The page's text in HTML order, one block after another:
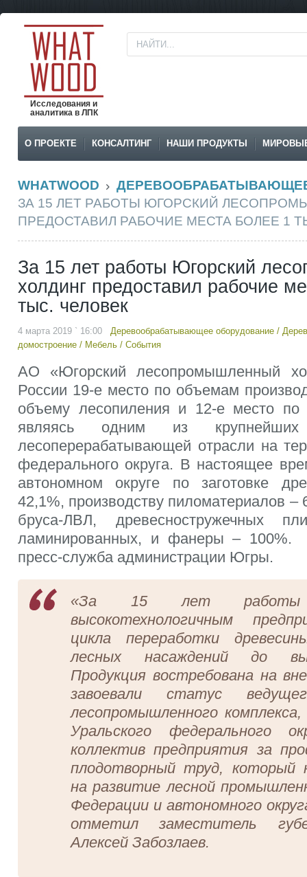
Исследования и
аналитика в ЛПК
О ПРОЕКТЕ КОНСАЛТИНГ НАШИ ПРОДУКТЫ
WHATWOOD
ЗА 15 ЛЕТ РАБОТЫ ЮГОРСКИЙ
ПРЕДОСТАВИЛ РАБОЧИЕ МЕСТА БОЛЕЕ 1
За 15 лет работы Югорский
холдинг предоставил рабочие
тыс. человек
4 марта 2019 ` 16:00 Деревообрабатывающее оборудование /
домостроение / Мебель / События
АО «Югорский лесопромышленный
России 19-е место по объемам
объему лесопиления и 12-е место по
являясь одним из
лесоперерабатывающей отрасли на
федерального округа. В настоящее
автономном округе по заготовке
42,1%, производству пиломатериалов –
бруса-ЛВЛ, древесностружечных
ламинированных, и фанеры – 100%.
пресс-служба администрации Югры.
«За 15 лет
высокотехнологичным
цикла переработки
лесных насаждений до
Продукция востребована на
завоевали статус
лесопромышленного
Уральского федерального
коллектив предприятия за
плодотворный труд, который
на развитие лесной
Федерации и автономного
отметил заместитель
Алексей Забозлаев.